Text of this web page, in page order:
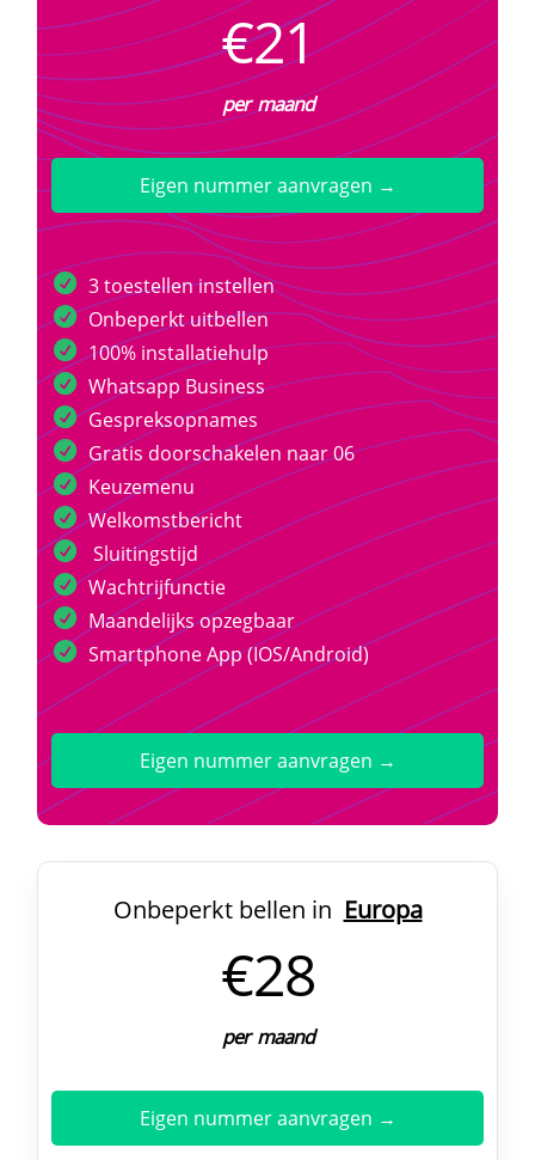
€21
per maand
Eigen nummer aanvragen →
3 toestellen instellen
Onbeperkt uitbellen
100% installatiehulp
Whatsapp Business
Gespreksopnames
Gratis doorschakelen naar 06
Keuzemenu
Welkomstbericht
Sluitingstijd
Wachtrijfunctie
Maandelijks opzegbaar
Smartphone App (IOS/Android)
Eigen nummer aanvragen →
Onbeperkt bellen in Europa
€28
per maand
Eigen nummer aanvragen →